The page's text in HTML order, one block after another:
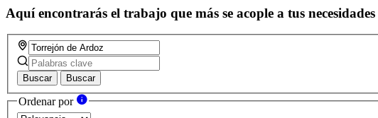
Aquí encontrarás el trabajo que más se acople a tus necesidades
Buscar Buscar
Ordenar por